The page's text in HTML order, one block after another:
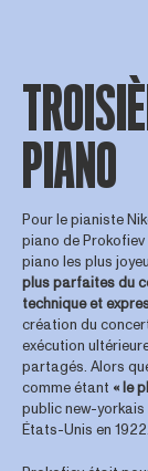
PIANO
Pour le pianiste
piano de
piano les plus
plus parfaites du
technique et
création du
exécution
partagés. Alors
comme étant « le
public new-yorkais
États-Unis en 1922.